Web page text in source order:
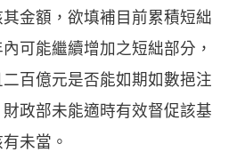
金額，欲填補目前累積短絀
可能繼續增加之短絀部分，
百億元是否能如期如數挹注
政部未能適時有效督促該基
未當。